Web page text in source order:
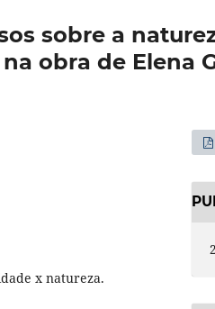
sobre a
obra de Elena
x natureza.